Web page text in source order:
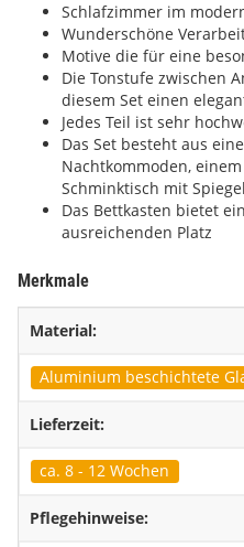
Schlafzimmer im
Wunderschöne
Motive die für eine
Die Tonstufe zwischen
diesem Set einen
Jedes Teil ist sehr
Das Set besteht aus
Nachtkommoden,
Schminktisch mit Spiegel
Das Bettkasten bietet
ausreichenden Platz
Merkmale
Material:
Aluminium beschichtete
Lieferzeit:
ca. 8 - 12 Wochen
Pflegehinweise: